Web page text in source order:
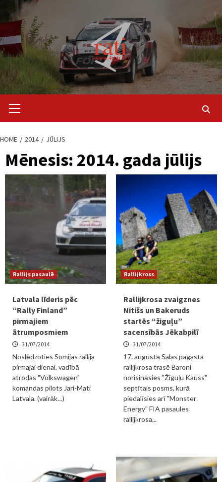
content
Menu
HOME 2014 JŪLIJS
Mēnesis: 2014. gada jūlijs
Rallijs pasaulē
Latvala līderis pēc
“Rally Finland”
pirmajiem
ātrumposmiem
31/07/2014
Noslēdzoties Somijas rallija
pirmajai dienai, vadībā
atrodas "Volkswagen"
komandas pilots Jari-Mati
Latvala. (vairāk…)
Rallijkross
Rallijkrosa zvaigznes
Nitišs un Bakeruds
startēs “žiguļu”
sacensībās Jēkabpilī
31/07/2014
17. augustā Salas pagasta
rallijkrosa trasē Baroni
norisināsies "Žiguļu Kauss"
septītais posms, kurā
piedalīsies arī "Monster
Energy" FIA pasaules
rallijkrosa...